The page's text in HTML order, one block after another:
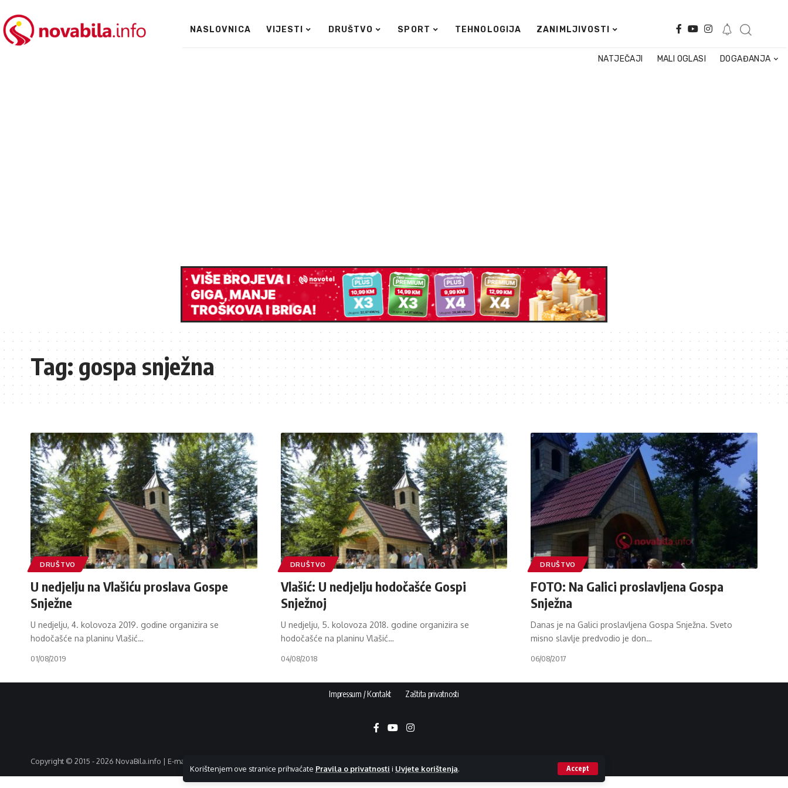
Korištenjem ove stranice prihvaćate Pravila o privatnosti i Uvjete korištenja. Accept
NASLOVNICA VIJESTI DRUŠTVO SPORT TEHNOLOGIJA ZANIMLJIVOSTI
NATJEČAJI MALI OGLASI DOGAĐANJA
Tag:gospa snježna
DRUŠTVO
U nedjelju na Vlašiću proslava Gospe
Snježne
U nedjelju, 4. kolovoza 2019. godine organizira se
hodočašće na planinu Vlašić…
01/08/2019
DRUŠTVO
Vlašić: U nedjelju hodočašće Gospi
Snježnoj
U nedjelju, 5. kolovoza 2018. godine organizira se
hodočašće na planinu Vlašić…
04/08/2018
DRUŠTVO
FOTO: Na Galici proslavljena Gospa
Snježna
Danas je na Galici proslavljena Gospa Snježna. Sveto
misno slavlje predvodio je don…
06/08/2017
Impressum / Kontakt Zaštita privatnosti
Copyright © 2015 - 2026 NovaBila.info | E-mail: